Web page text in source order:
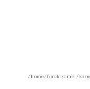
/home/hirokikamei/